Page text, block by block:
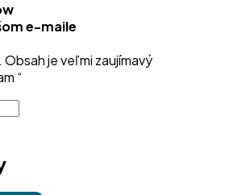
e-maile
je veľmi zaujímavý
“